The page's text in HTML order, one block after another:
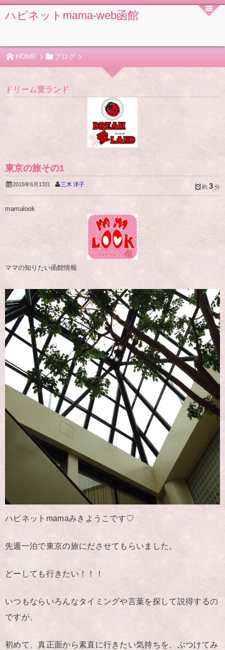
ハピネットmama-web函館
HOME ブログ
ドリーム愛ランド
東京の旅その1
2015年6月13日 三木 洋子 約 3 分
mamalook
ママの知りたい函館情報
ハピネットmamaみきようこです♡
先週一泊で東京の旅にださせてもらいました。
どーしても行きたい！！！
いつもならいろんなタイミングや言葉を探して説得するの
ですが、
初めて、真正面から素直に行きたい気持ちを、ぶつけてみ